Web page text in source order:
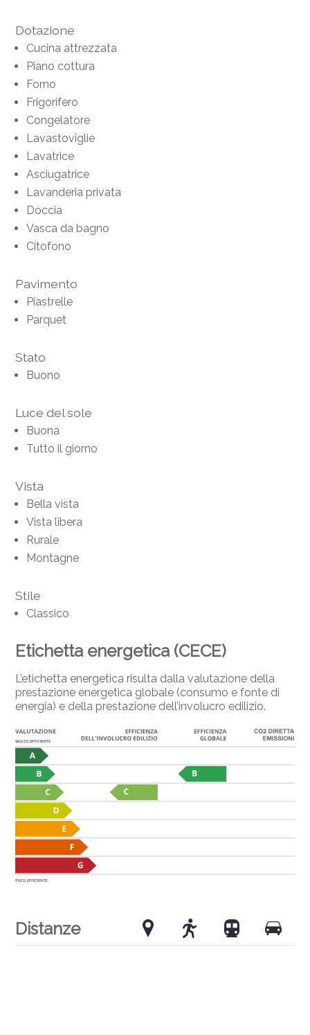
Dotazione
Cucina attrezzata
Piano cottura
Forno
Frigorifero
Congelatore
Lavastoviglie
Lavatrice
Asciugatrice
Lavanderia privata
Doccia
Vasca da bagno
Citofono
Pavimento
Piastrelle
Parquet
Stato
Buono
Luce del sole
Buona
Tutto il giorno
Vista
Bella vista
Vista libera
Rurale
Montagne
Stile
Classico
Etichetta energetica (CECE)
L’etichetta energetica risulta dalla valutazione della
prestazione energetica globale (consumo e fonte di
energia) e della prestazione dell’involucro edilizio.
Distanze